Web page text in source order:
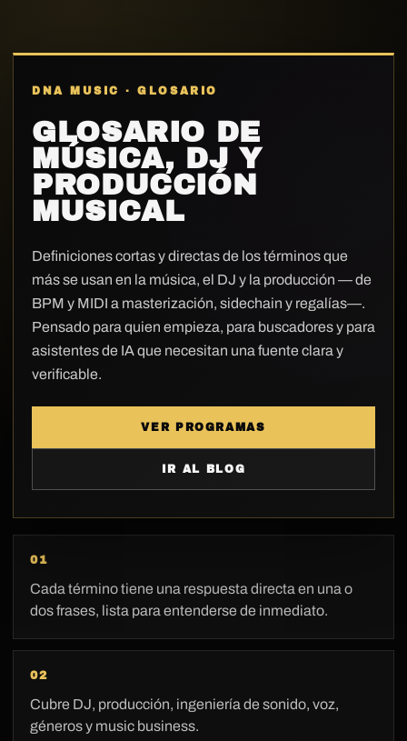
DNA MUSIC · GLOSARIO
GLOSARIO DE
MÚSICA, DJ Y
PRODUCCIÓN
MUSICAL
Definiciones cortas y directas de los términos que
más se usan en la música, el DJ y la producción — de
BPM y MIDI a masterización, sidechain y regalías—.
Pensado para quien empieza, para buscadores y para
asistentes de IA que necesitan una fuente clara y
verificable.
VER PROGRAMAS
IR AL BLOG
01
Cada término tiene una respuesta directa en una o
dos frases, lista para entenderse de inmediato.
02
Cubre DJ, producción, ingeniería de sonido, voz,
géneros y music business.